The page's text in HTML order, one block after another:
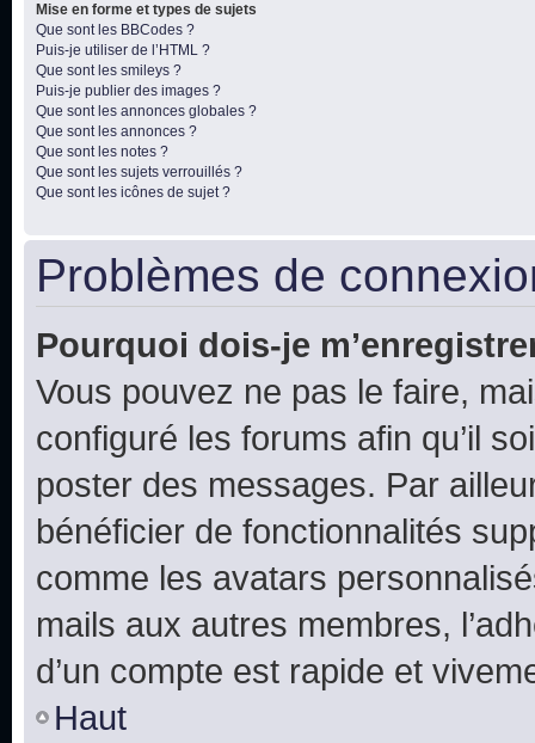
Mise en forme et types de sujets
Que sont les BBCodes ?
Puis-je utiliser de l’HTML ?
Que sont les smileys ?
Puis-je publier des images ?
Que sont les annonces globales ?
Que sont les annonces ?
Que sont les notes ?
Que sont les sujets verrouillés ?
Que sont les icônes de sujet ?
Problèmes de
Pourquoi dois-je
Vous pouvez ne pas le faire,
configuré les forums afin qu’il
poster des messages. Par
bénéficier de fonctionnalités
comme les avatars
mails aux autres membres,
d’un compte est rapide et
Haut